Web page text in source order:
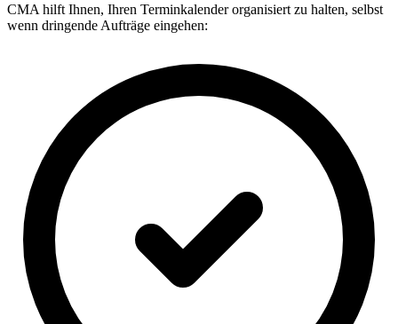
CMA hilft Ihnen, Ihren Terminkalender organisiert zu halten, selbst
wenn dringende Aufträge eingehen: